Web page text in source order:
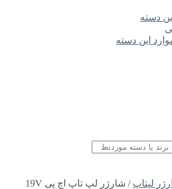
دسته
این دسته
لپتاپ
/ شارژر لپ تاپ اچ پی 19V